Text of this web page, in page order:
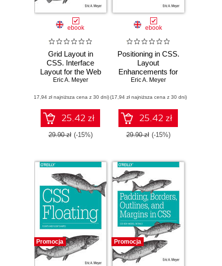
ebook
Grid Layout in
CSS. Interface
Layout for the Web
Eric A. Meyer
(17,94 zł najniższa cena z 30 dni)
25.42 zł
29.90 zł (-15%)
ebook
Positioning in CSS.
Layout
Enhancements for
the Web
Eric A. Meyer
(17,94 zł najniższa cena z 30 dni)
25.42 zł
29.90 zł (-15%)
Promocja Promocja